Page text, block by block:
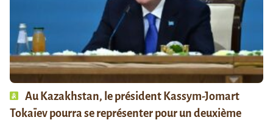
Au Kazakhstan, le président Kassym-Jomart
Tokaïev pourra se représenter pour un deuxième